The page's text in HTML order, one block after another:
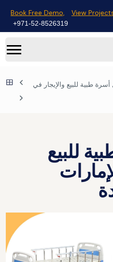
Book Free Demo, View
971-52-8526319+
طبية للبيع والإيجار في
للبيع